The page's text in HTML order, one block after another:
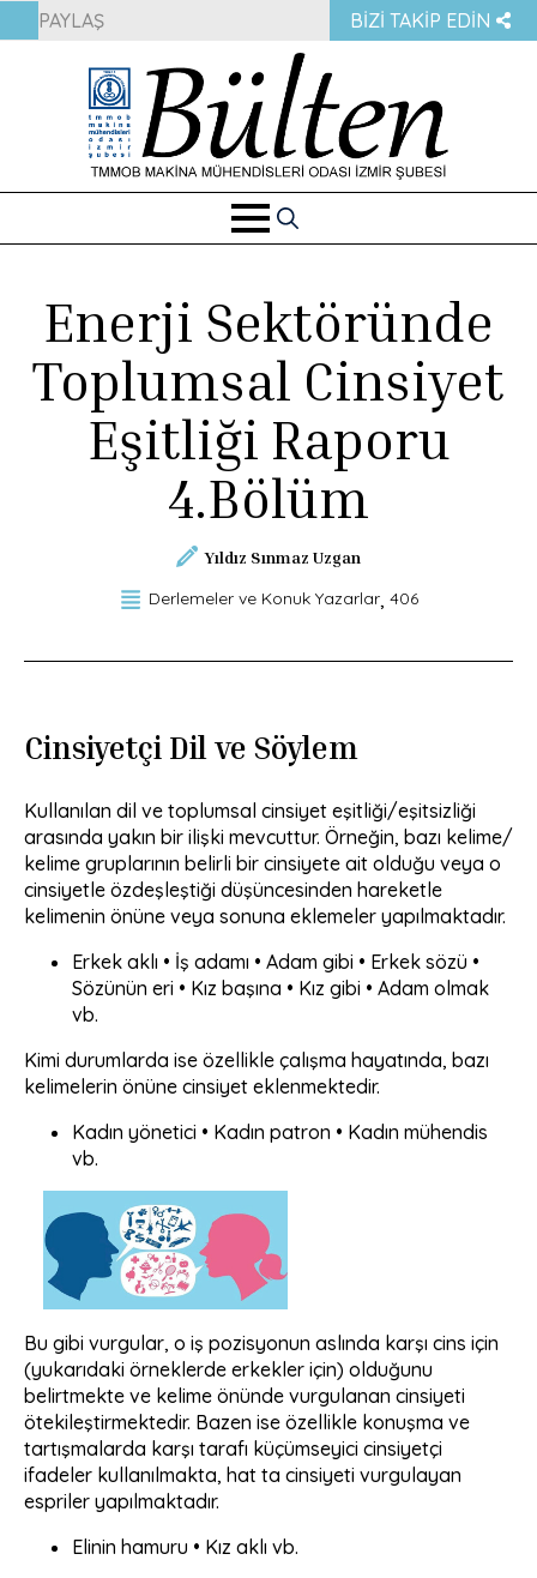
PAYLAŞ BIZI TAKIP EDIN
Search
Enerji Sektöründe
Toplumsal Cinsiyet
Eşitliği Raporu
4.Bölüm
Yıldız Sınmaz Uzgan
Derlemeler ve Konuk Yazarlar 406
Cinsiyetçi Dil ve Söylem
Kullanılan dil ve toplumsal cinsiyet eşitliği/eşitsizliği
arasında yakın bir ilişki mevcuttur. Örneğin, bazı kelime/
kelime gruplarının belirli bir cinsiyete ait olduğu veya o
cinsiyetle özdeşleştiği düşüncesinden hareketle
kelimenin önüne veya sonuna eklemeler yapılmaktadır.
Erkek aklı • İş adamı • Adam gibi • Erkek sözü •
Sözünün eri • Kız başına • Kız gibi • Adam olmak
vb.
Kimi durumlarda ise özellikle çalışma hayatında, bazı
kelimelerin önüne cinsiyet eklenmektedir.
Kadın yönetici • Kadın patron • Kadın mühendis
vb.
Bu gibi vurgular, o iş pozisyonun aslında karşı cins için
(yukarıdaki örneklerde erkekler için) olduğunu
belirtmekte ve kelime önünde vurgulanan cinsiyeti
ötekileştirmektedir. Bazen ise özellikle konuşma ve
tartışmalarda karşı tarafı küçümseyici cinsiyetçi
ifadeler kullanılmakta, hat ta cinsiyeti vurgulayan
espriler yapılmaktadır.
Elinin hamuru • Kız aklı vb.